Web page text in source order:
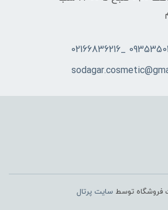
فروشگاه توسط سایت پرتال